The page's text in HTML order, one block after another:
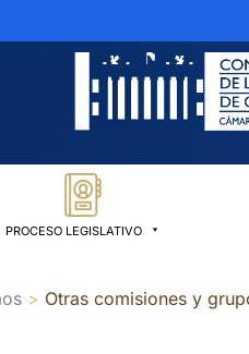
PROCESO LEGISLATIVO
Otras comisiones y